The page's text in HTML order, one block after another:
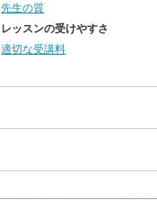
先生の質
レッスンの受けやすさ
適切な受講料